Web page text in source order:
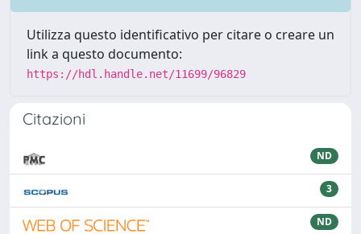
Utilizza questo identificativo per citare o creare un
link a questo documento:
https://hdl.handle.net/11699/96829
Citazioni
ND
3
ND